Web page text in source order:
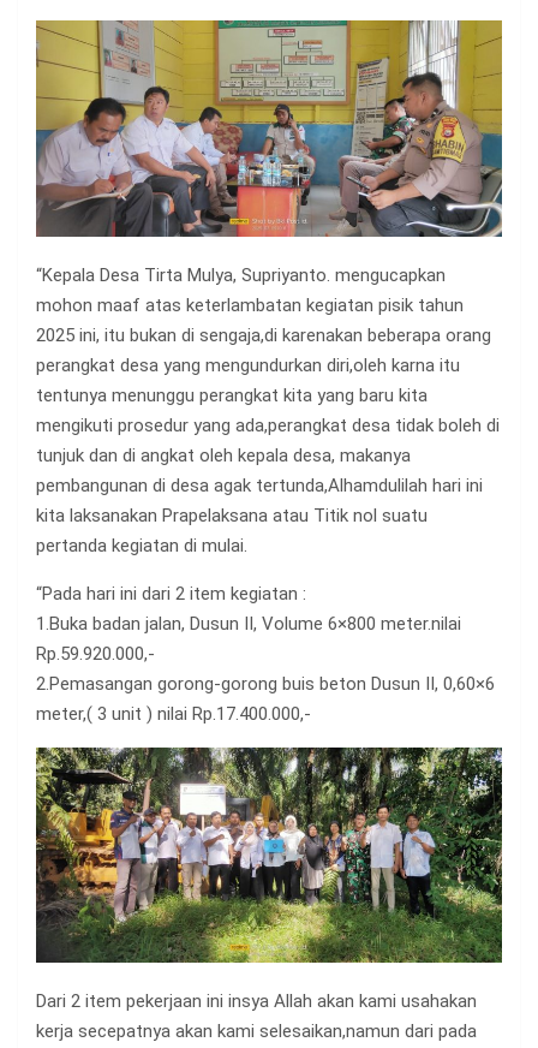
“Kepala Desa Tirta Mulya, Supriyanto. mengucapkan
mohon maaf atas keterlambatan kegiatan pisik tahun
2025 ini, itu bukan di sengaja,di karenakan beberapa orang
perangkat desa yang mengundurkan diri,oleh karna itu
tentunya menunggu perangkat kita yang baru kita
mengikuti prosedur yang ada,perangkat desa tidak boleh di
tunjuk dan di angkat oleh kepala desa, makanya
pembangunan di desa agak tertunda,Alhamdulilah hari ini
kita laksanakan Prapelaksana atau Titik nol suatu
pertanda kegiatan di mulai.
“Pada hari ini dari 2 item kegiatan :
1.Buka badan jalan, Dusun II, Volume 6×800 meter.nilai
Rp.59.920.000,-
2.Pemasangan gorong-gorong buis beton Dusun II, 0,60×6
meter,( 3 unit ) nilai Rp.17.400.000,-
Dari 2 item pekerjaan ini insya Allah akan kami usahakan
kerja secepatnya akan kami selesaikan,namun dari pada